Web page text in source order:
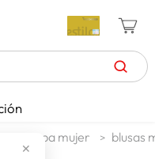
✕
ropa mujer blusas